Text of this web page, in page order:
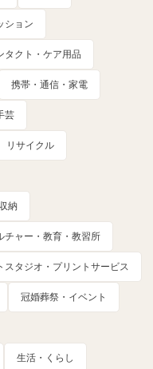
ション
タクト・ケア用品
携帯・通信・家電
芸
リサイクル
納
チャー・教育・教習所
スタジオ・プリントサービス
冠婚葬祭・イベント
生活・くらし